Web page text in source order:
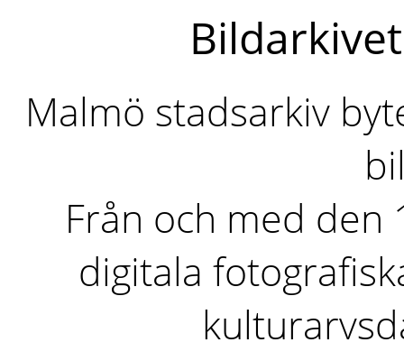
Malmö stadsarkiv
Från och med den
digitala